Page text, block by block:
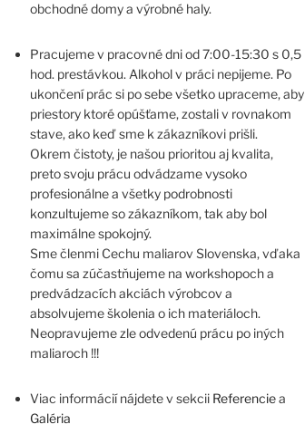
obchodné domy a výrobné haly.
Pracujeme v pracovné dni od 7:00-15:30 s 0,5
hod. prestávkou. Alkohol v práci nepijeme. Po
ukončení prác si po sebe všetko upraceme, aby
priestory ktoré opúšťame, zostali v rovnakom
stave, ako keď sme k zákazníkovi prišli.
Okrem čistoty, je našou prioritou aj kvalita,
preto svoju prácu odvádzame vysoko
profesionálne a všetky podrobnosti
konzultujeme so zákazníkom, tak aby bol
maximálne spokojný.
Sme členmi Cechu maliarov Slovenska, vďaka
čomu sa zúčastňujeme na workshopoch a
predvádzacích akciách výrobcov a
absolvujeme školenia o ich materiáloch.
Neopravujeme zle odvedenú prácu po iných
maliaroch !!!
Viac informácií nájdete v sekcii Referenciea
Galéria